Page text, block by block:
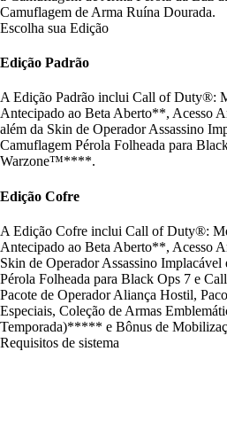
Camuflagem de Arma Ruína Dourada.
Escolha sua Edição
Edição Padrão
A Edição Padrão inclui Call of Duty®:
Antecipado ao Beta Aberto**, Acesso
além da Skin de Operador Assassino
Camuflagem Pérola Folheada para
Warzone™****.
Edição Cofre
A Edição Cofre inclui Call of Duty®:
Antecipado ao Beta Aberto**, Acesso
Skin de Operador Assassino Implacável
Pérola Folheada para Black Ops 7 e
Pacote de Operador Aliança Hostil,
Especiais, Coleção de Armas
Temporada)***** e Bônus de
Requisitos de sistema